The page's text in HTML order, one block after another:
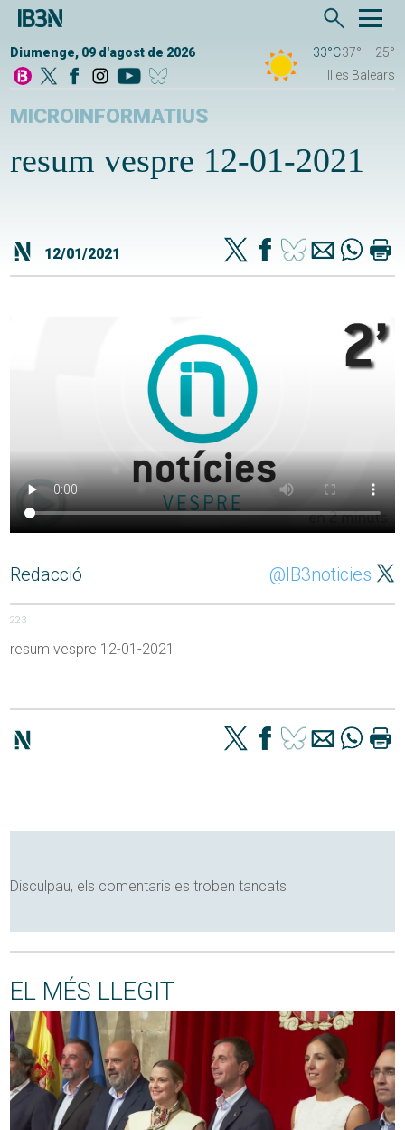
Diumenge, 09 d'agost de 2026 33°C37°
25°
Illes Balears
MICROINFORMATIUS
resum vespre 12-01-2021
12/01/2021
Redacció @IB3noticies
223
resum vespre 12-01-2021
Disculpau, els comentaris es troben tancats
EL MÉS LLEGIT